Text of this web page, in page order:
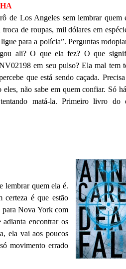
de Los Angeles sem lembrar quem
de roupas, mil dólares em
para a polícia”. Perguntas
ali? O que ela fez? O que
em seu pulso? Ela mal tem
que está sendo caçada.
eles, não sabe em quem confiar. Só
matá-la. Primeiro livro do
lembrar quem ela é.
é que estão
para Nova York com
encontrar os
ela vai aos poucos
movimento errado